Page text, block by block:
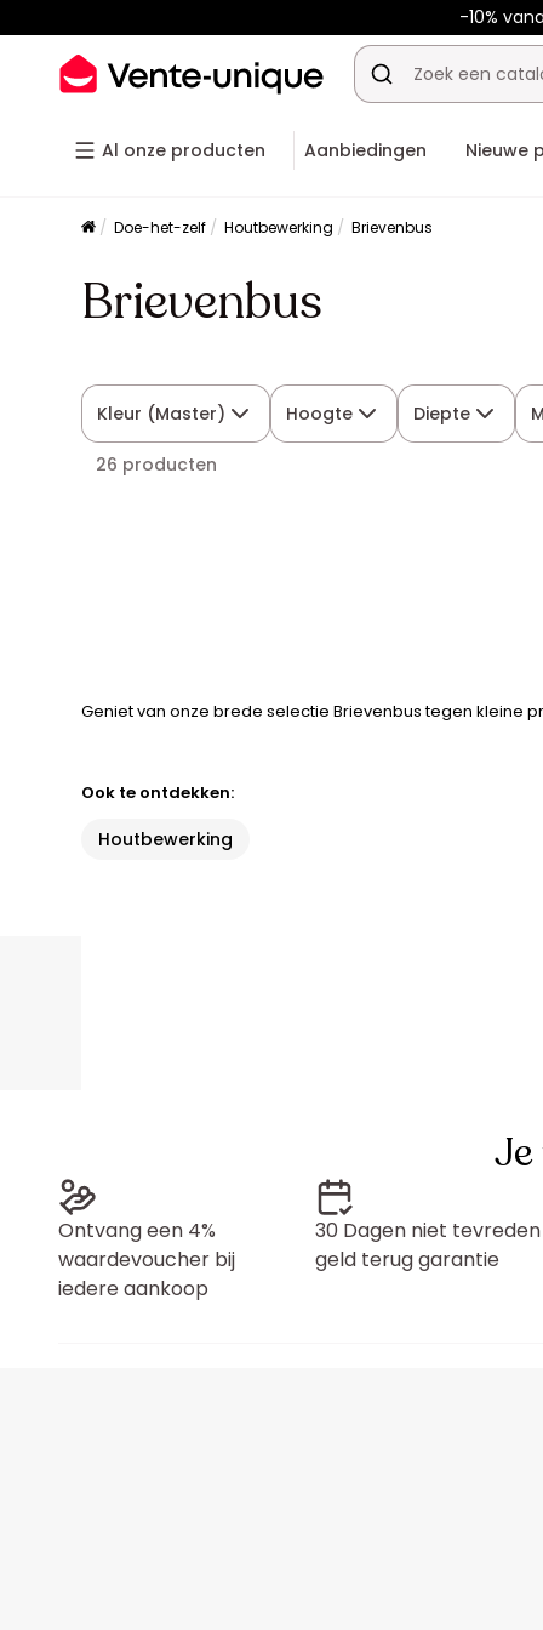
-10%
Al onze producten Aanbiedingen Nieuwe
Doe-het-zelf Houtbewerking Brievenbus
Brievenbus
Kleur (Master) Hoogte Diepte
26 producten
Geniet van onze brede selectie Brievenbus tegen kleine
Ook te ontdekken:
Houtbewerking
Ontvang een 4%
waardevoucher bij
iedere aankoop
30 Dagen niet tevreden
geld terug garantie